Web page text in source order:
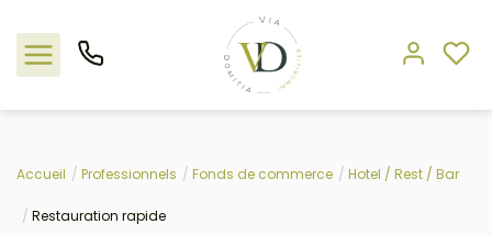
Nos offres
Accueil Professionnels Fonds de commerce Hotel / Rest / Bar
Restauration rapide